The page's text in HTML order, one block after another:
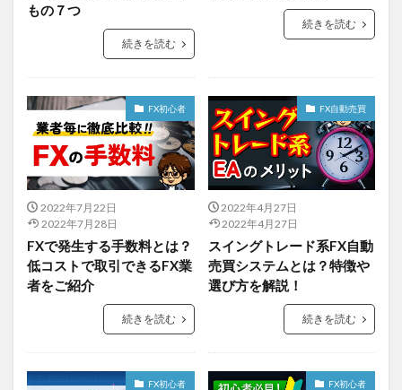
もの７つ
続きを読む
続きを読む
FX初心者
2022年7月22日
2022年7月28日
FXで発生する手数料とは？
低コストで取引できるFX業
者をご紹介
続きを読む
FX自動売買
2022年4月27日
2022年4月27日
スイングトレード系FX自動
売買システムとは？特徴や
選び方を解説！
続きを読む
FX初心者 FX初心者